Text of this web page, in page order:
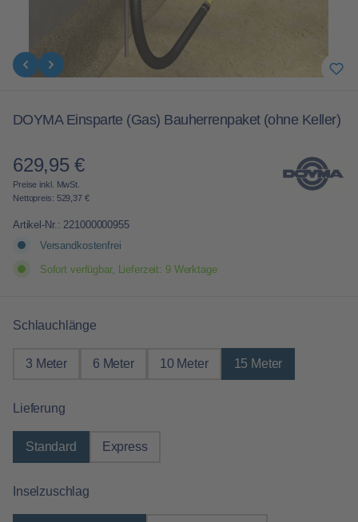
DOYMA Einsparte (Gas) Bauherrenpaket (ohne Keller)
Regulärer Preis:
629,95 €
Preise inkl. MwSt.
Nettopreis: 529,37 €
Artikel-Nr.:221000000955
Versandkostenfrei
Sofort verfügbar, Lieferzeit: 9 Werktage
Schlauchlängeauswählen
3 Meter 6 Meter 10 Meter 15 Meter
Lieferungauswählen
Standard Express
Inselzuschlagauswählen